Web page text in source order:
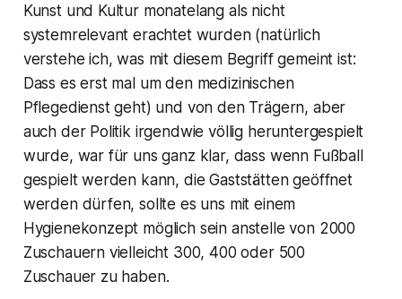
Kunst und Kultur monatelang als nicht
systemrelevant erachtet wurden (natürlich
verstehe ich, was mit diesem Begriff gemeint ist:
Dass es erst mal um den medizinischen
Pflegedienst geht) und von den Trägern, aber
auch der Politik irgendwie völlig heruntergespielt
wurde, war für uns ganz klar, dass wenn Fußball
gespielt werden kann, die Gaststätten geöffnet
werden dürfen, sollte es uns mit einem
Hygienekonzept möglich sein anstelle von 2000
Zuschauern vielleicht 300, 400 oder 500
Zuschauer zu haben.